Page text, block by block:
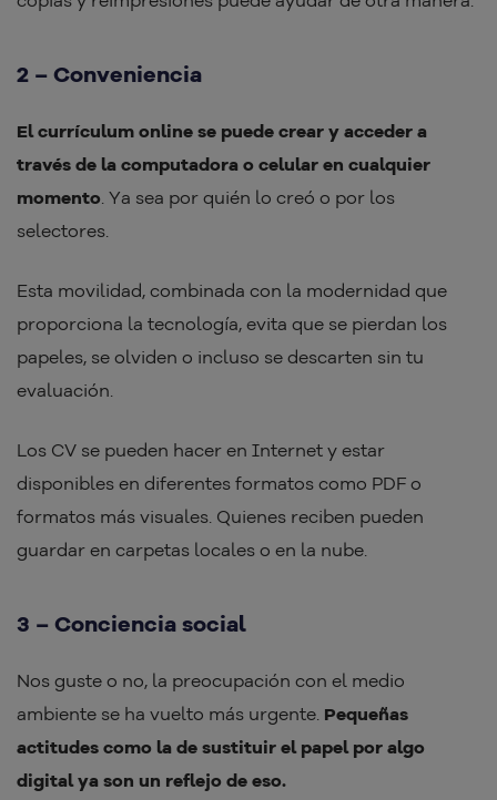
2 – Conveniencia
El currículum online se puede crear y acceder a
través de la computadora o celular en cualquier
momento . Ya sea por quién lo creó o por los
selectores.
Esta movilidad, combinada con la modernidad que
proporciona la tecnología, evita que se pierdan los
papeles, se olviden o incluso se descarten sin tu
evaluación.
Los CV se pueden hacer en Internet y estar
disponibles en diferentes formatos como PDF o
formatos más visuales. Quienes reciben pueden
guardar en carpetas locales o en la nube.
3 – Conciencia social
Nos guste o no, la preocupación con el medio
ambiente se ha vuelto más urgente. Pequeñas
actitudes como la de sustituir el papel por algo
digital ya son un reflejo de eso.